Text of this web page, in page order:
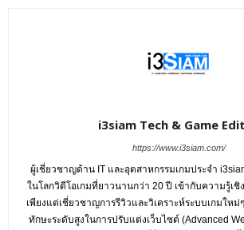
i3siam Tech & Game
https://www.i3siam.com/
ผู้เชี่ยวชาญด้าน IT และอุตสาหกรรมเกมประจำ
ในโลกวิดีโอเกมที่ยาวนานกว่า 20 ปี เข้ากับความรู้เชิ
เพียงแต่เชี่ยวชาญการรีวิวและวิเคราะห์ระบบเกมใหม่
ทักษะระดับสูงในการปรับแต่งเว็บไซต์ (Advanced